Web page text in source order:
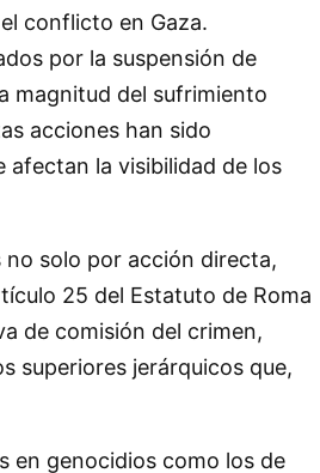
conflicto en Gaza.
por la suspensión de
magnitud del sufrimiento
acciones han sido
la visibilidad de los
solo por acción directa,
25 del Estatuto de Roma
de comisión del crimen,
superiores jerárquicos que,
en genocidios como los de